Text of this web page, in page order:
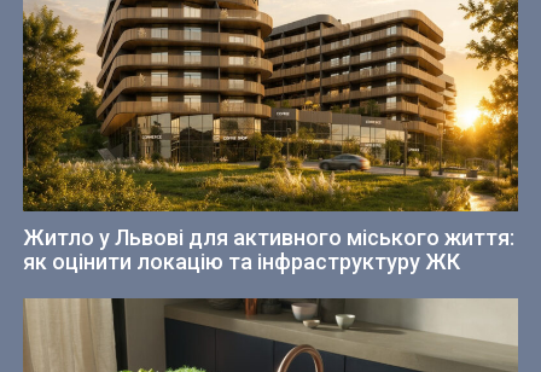
Житло у Львові для активного міського життя:
як оцінити локацію та інфраструктуру ЖК